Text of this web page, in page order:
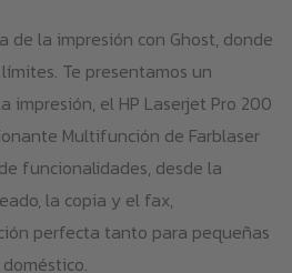
de la impresión con Ghost, donde
Te presentamos un
impresión, el HP Laserjet Pro 200
Multifunción de Farblaser
funcionalidades, desde la
la copia y el fax,
perfecta tanto para pequeñas